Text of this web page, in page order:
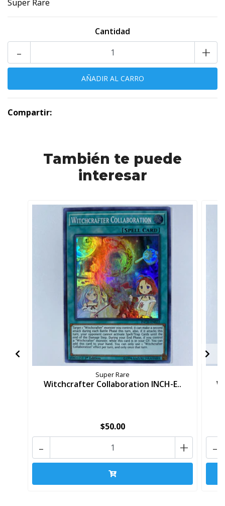
Super Rare
Cantidad
+
-
Compartir:
También te puede
interesar
Super Rare
Witchcrafter Collaboration INCH-E..
$50.00
+
- -